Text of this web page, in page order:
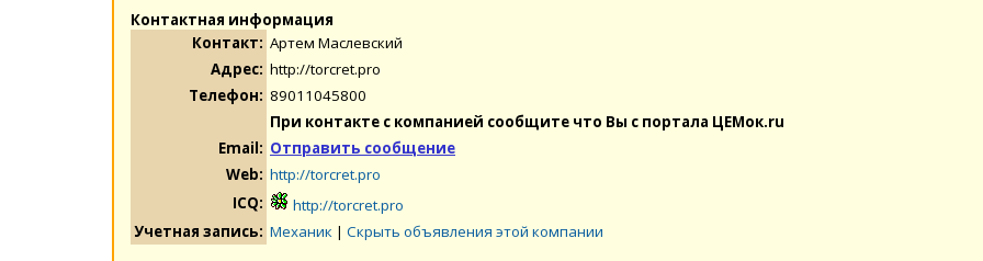
Контактная информация
Контакт: Артем Маслевский
Адрес: http://torcret.pro
Телефон: 89011045800
При контакте с компанией сообщите что Вы с портала ЦЕМок.ru
Email: Отправить сообщение
Web: http://torcret.pro
ICQ:
http://torcret.pro
Учетная запись: Механик | Скрыть объявления этой компании